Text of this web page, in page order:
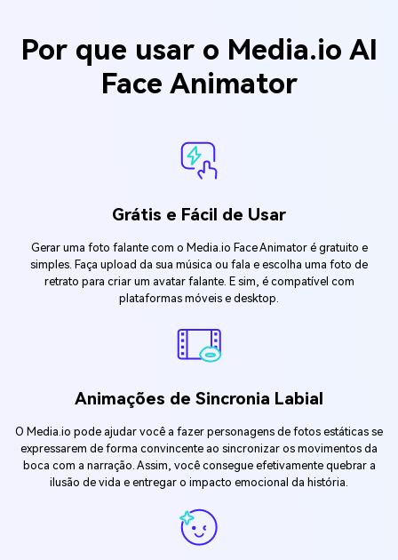
Por que usar o Media.io AI
Face Animator
Grátis e Fácil de Usar
Gerar uma foto falante com o Media.io Face Animator é gratuito e
simples. Faça upload da sua música ou fala e escolha uma foto de
retrato para criar um avatar falante. E sim, é compatível com
plataformas móveis e desktop.
Animações de Sincronia Labial
O Media.io pode ajudar você a fazer personagens de fotos estáticas se
expressarem de forma convincente ao sincronizar os movimentos da
boca com a narração. Assim, você consegue efetivamente quebrar a
ilusão de vida e entregar o impacto emocional da história.